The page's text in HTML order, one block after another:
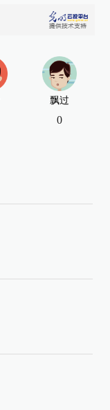
飘过
0